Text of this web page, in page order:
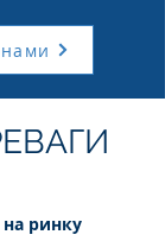
на ринку